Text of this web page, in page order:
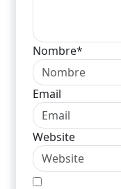
Nombre*
Email
Website